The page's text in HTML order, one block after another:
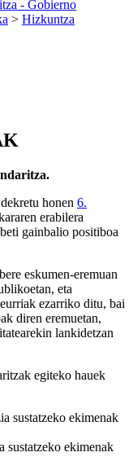
- Gobierno
> Hizkuntza
honen 6.
erabilera
gainbalio positiboa
eskumen-eremuan
eta
ezarriko ditu, bai
diren eremuetan,
lankidetzan
egiteko hauek
sustatzeko ekimenak
sustatzeko ekimenak